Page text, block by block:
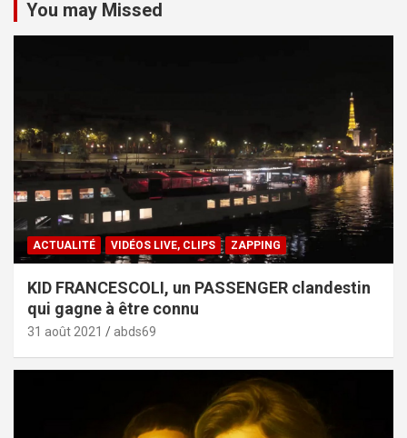
You may Missed
ACTUALITÉ VIDÉOS LIVE, CLIPS ZAPPING
KID FRANCESCOLI, un PASSENGER clandestin
qui gagne à être connu
31 août 2021 abds69